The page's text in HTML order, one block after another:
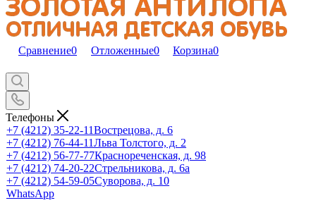
Сравнение0 Отложенные0 Корзина0
Телефоны
+7 (4212) 35-22-11Вострецова, д. 6
+7 (4212) 76-44-11Льва Толстого, д. 2
+7 (4212) 56-77-77Краснореченская, д. 98
+7 (4212) 74-20-22Стрельникова, д. 6а
+7 (4212) 54-59-05Суворова, д. 10
WhatsApp